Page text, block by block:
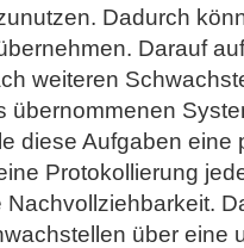
Dadurch
Darauf
weiteren
übernommenen
diese Aufgaben eine
Protokollierung
über eine